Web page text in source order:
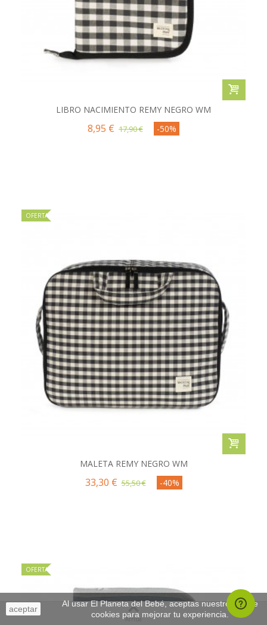
LIBRO NACIMIENTO REMY NEGRO WM
8,95 € 17,90 € -50%
OFERTA
MALETA REMY NEGRO WM
33,30 € 55,50 € -40%
OFERTA
aceptar
Al usar El Planeta del Bebé, aceptas nuestro uso de
cookies para mejorar tu experiencia.
Arriba